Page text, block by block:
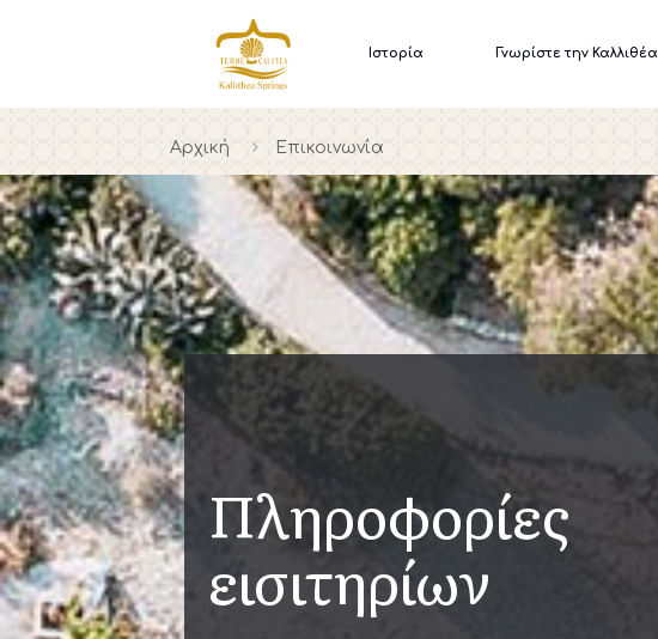
Ιστορία Γνωρίστε την Καλλιθέα
Αρχική Επικοινωνία
Πληροφορίες
εισιτηρίων